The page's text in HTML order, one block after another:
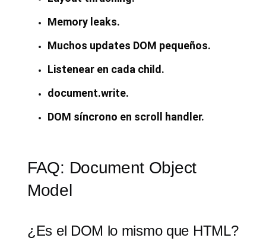
Memory leaks.
Muchos updates DOM pequeños.
Listenear en cada child.
document.write.
DOM síncrono en scroll handler.
FAQ: Document Object
Model
¿Es el DOM lo mismo que HTML?